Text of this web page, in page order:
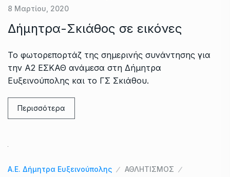
8 Μαρτίου, 2020
Δήμητρα-Σκιάθος σε εικόνες
Το φωτορεπορτάζ της σημερινής συνάντησης για
την Α2 ΕΣΚΑΘ ανάμεσα στη Δήμητρα
Ευξεινούπολης και το ΓΣ Σκιάθου.
Περισσότερα
Α.Ε. Δήμητρα Ευξεινούπολης
ΑΘΛΗΤΙΣΜΟΣ